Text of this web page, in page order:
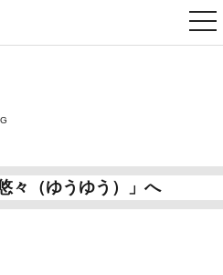
々（ゆうゆう）」へ